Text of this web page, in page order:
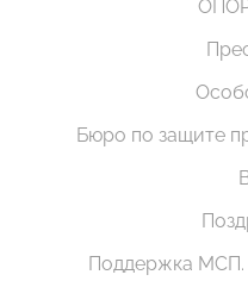
Бюро по защите
Поддержка МСП.